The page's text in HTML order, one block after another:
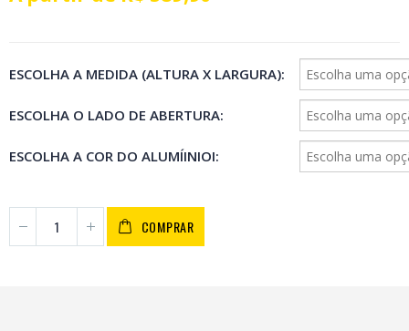
ESCOLHA A MEDIDA (ALTURA X LARGURA)
ESCOLHA O LADO DE ABERTURA
ESCOLHA A COR DO ALUMÍINIOI
COMPRAR